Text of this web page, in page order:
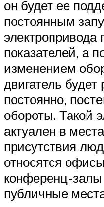
он будет ее
постоянным
электропривода
показателей, а
изменением
двигатель будет
постоянно,
обороты. Такой
актуален в
присутствия
относятся
конференц-залы
публичные